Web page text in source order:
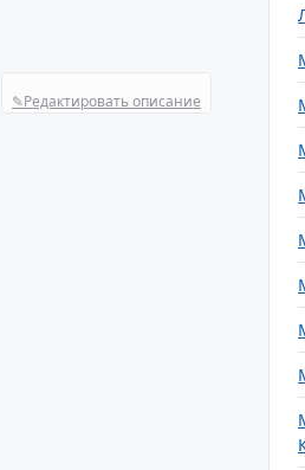
✎Редактировать описание